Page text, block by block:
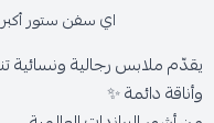
اي سفن ستور
يقدّم ملابس رجالية ونسائية
وأناقة دائمة ✨